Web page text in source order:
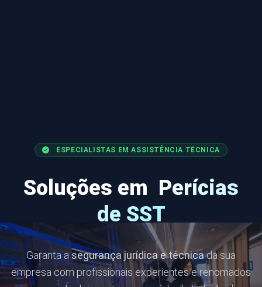
ESPECIALISTAS EM ASSISTÊNCIA TÉCNICA
Soluções em Perícias
de SST
Garanta asegurança jurídica e técnicada sua
empresa com profissionais experientes e renomados